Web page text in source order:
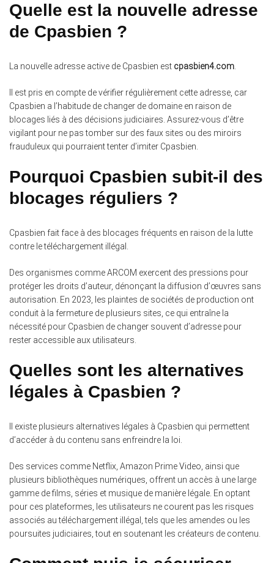
Quelle est la nouvelle adresse
de Cpasbien ?
La nouvelle adresse active de Cpasbien est cpasbien4.com
Il est pris en compte de vérifier régulièrement cette adresse, car
Cpasbien a l’habitude de changer de domaine en raison de
blocages liés à des décisions judiciaires. Assurez-vous d’être
vigilant pour ne pas tomber sur des faux sites ou des miroirs
frauduleux qui pourraient tenter d’imiter Cpasbien.
Pourquoi Cpasbien subit-il des
blocages réguliers ?
Cpasbien fait face à des blocages fréquents en raison de la lutte
contre le téléchargement illégal.
Des organismes comme ARCOM exercent des pressions pour
protéger les droits d’auteur, dénonçant la diffusion d’œuvres sans
autorisation. En 2023, les plaintes de sociétés de production ont
conduit à la fermeture de plusieurs sites, ce qui entraîne la
nécessité pour Cpasbien de changer souvent d’adresse pour
rester accessible aux utilisateurs.
Quelles sont les alternatives
légales à Cpasbien ?
Il existe plusieurs alternatives légales à Cpasbien qui permettent
d’accéder à du contenu sans enfreindre la loi.
Des services comme Netflix, Amazon Prime Video, ainsi que
plusieurs bibliothèques numériques, offrent un accès à une large
gamme de films, séries et musique de manière légale. En optant
pour ces plateformes, les utilisateurs ne courent pas les risques
associés au téléchargement illégal, tels que les amendes ou les
poursuites judiciaires, tout en soutenant les créateurs de contenu.